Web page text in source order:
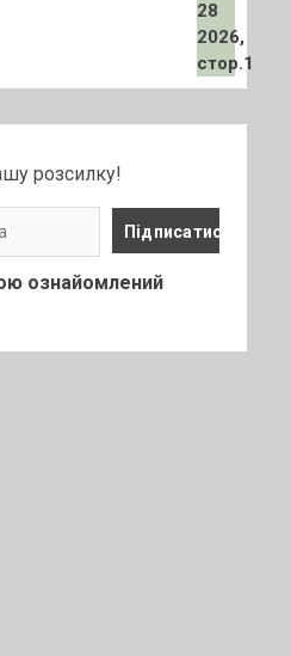
розсилку!
ознайомлений